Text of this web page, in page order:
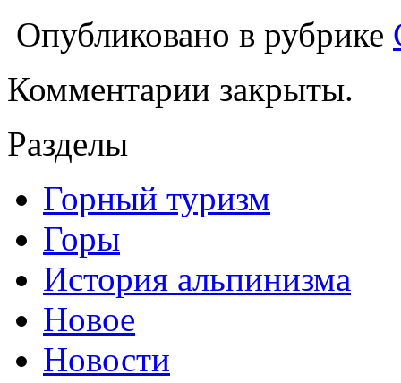
Опубликовано в рубрике
Комментарии закрыты.
Разделы
Горный туризм
Горы
История альпинизма
Новое
Новости